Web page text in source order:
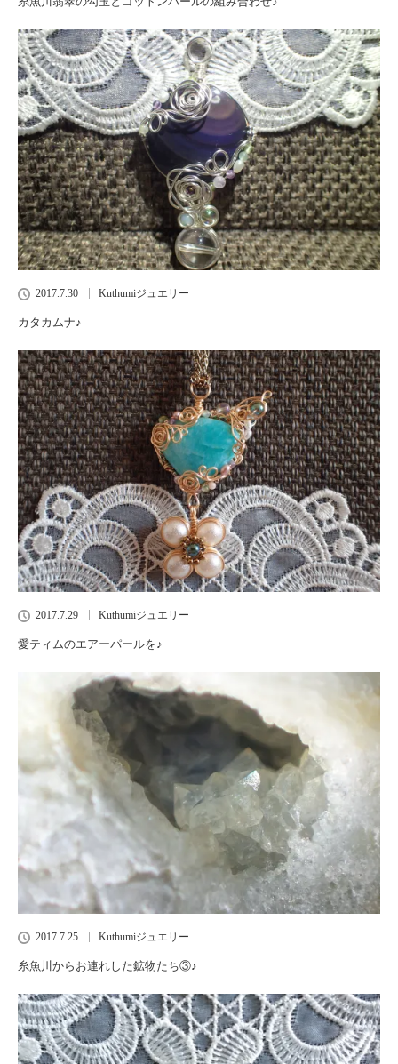
2017.7.30 Kuthumiジュエリー
カタカムナ♪
2017.7.29 Kuthumiジュエリー
愛ティムのエアーパールを♪
2017.7.25 Kuthumiジュエリー
糸魚川からお連れした鉱物たち③♪